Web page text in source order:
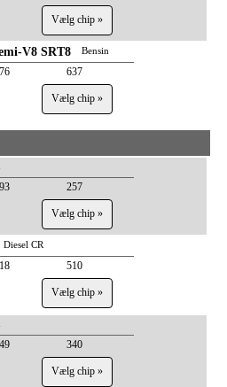
Vælg chip »
V8 SRT8 Bensin
637
Vælg chip »
257
Vælg chip »
Diesel CR
510
Vælg chip »
340
Vælg chip »